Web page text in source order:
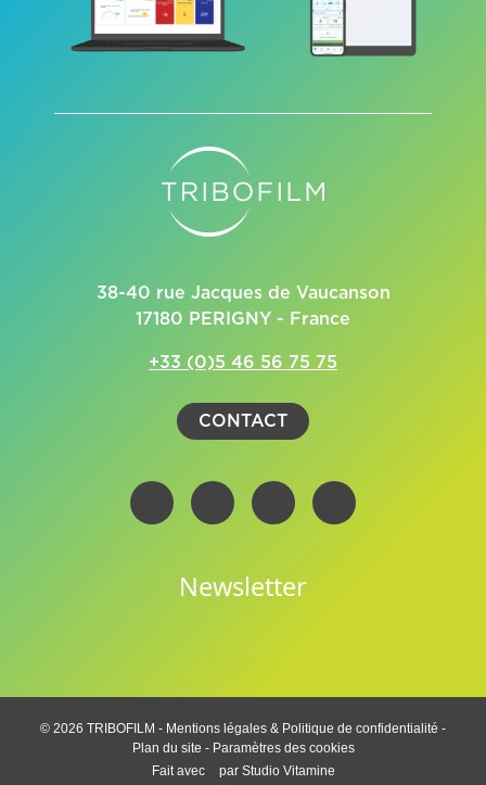
38-40 rue Jacques de Vaucanson
17180 PERIGNY - France
+33 (0)5 46 56 75 75
CONTACT
Newsletter
© 2026 TRIBOFILM - Mentions légales & Politique de confidentialité -
Plan du site - Paramètres des cookies
Fait avec
par Studio Vitamine